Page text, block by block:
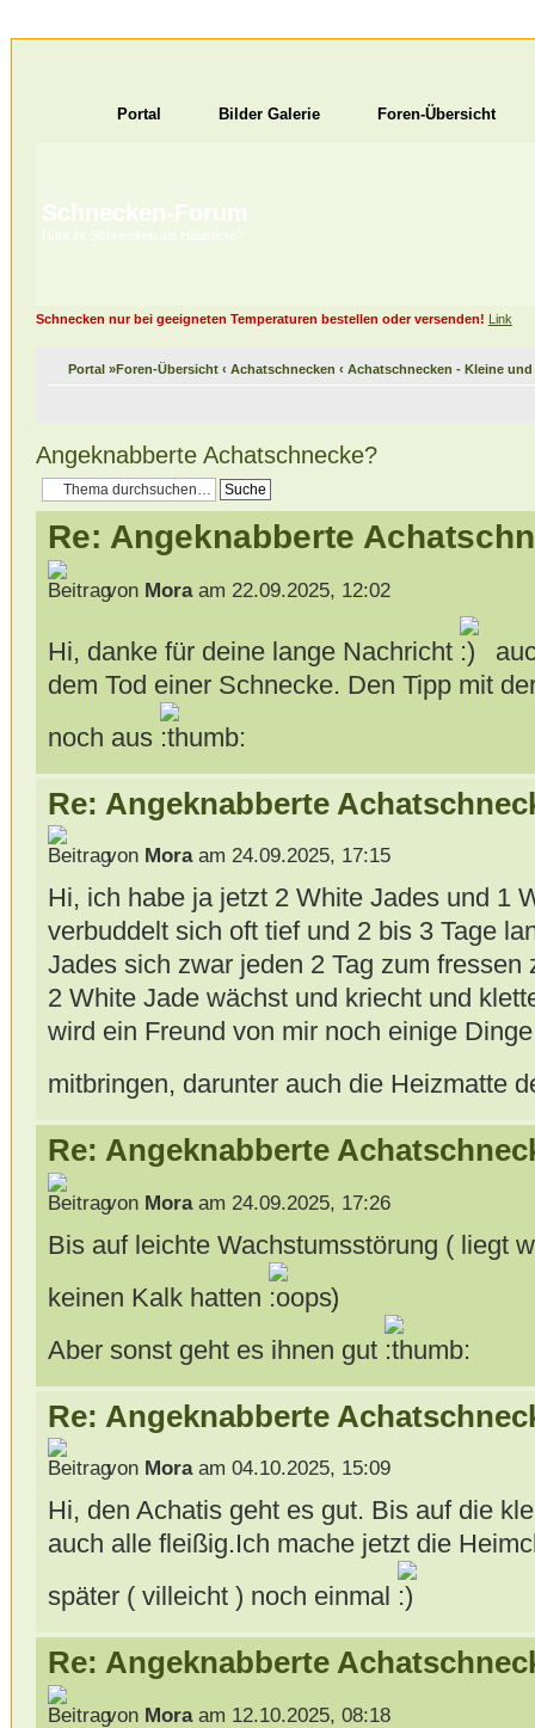
Portal Bilder Galerie Foren-Übersicht
Schnecken-Forum
Habt ihr Schnecken als Haustiere?
Schnecken nur bei geeigneten Temperaturen bestellen oder versenden! Link
Portal»Foren-Übersicht ‹ Achatschnecken ‹ Achatschnecken - Kleine
Angeknabberte Achatschnecke?
Re: Angeknabberte
von Moraam 22.09.2025, 12:02
Hi, danke für deine lange Nachricht
dem Tod einer Schnecke. Den Tipp mit
noch aus
Re: Angeknabberte
von Moraam 24.09.2025, 17:15
Hi, ich habe ja jetzt 2 White Jades und 1
verbuddelt sich oft tief und 2 bis 3 Tage
Jades sich zwar jeden 2 Tag zum
2 White Jade wächst und kriecht und
wird ein Freund von mir noch einige
mitbringen, darunter auch die Heizmatte
Re: Angeknabberte
von Moraam 24.09.2025, 17:26
Bis auf leichte Wachstumsstörung ( liegt
keinen Kalk hatten
)
Aber sonst geht es ihnen gut
Re: Angeknabberte
von Moraam 04.10.2025, 15:09
Hi, den Achatis geht es gut. Bis auf die
auch alle fleißig.Ich mache jetzt die
später ( villeicht ) noch einmal
Re: Angeknabberte
von Moraam 12.10.2025, 08:18